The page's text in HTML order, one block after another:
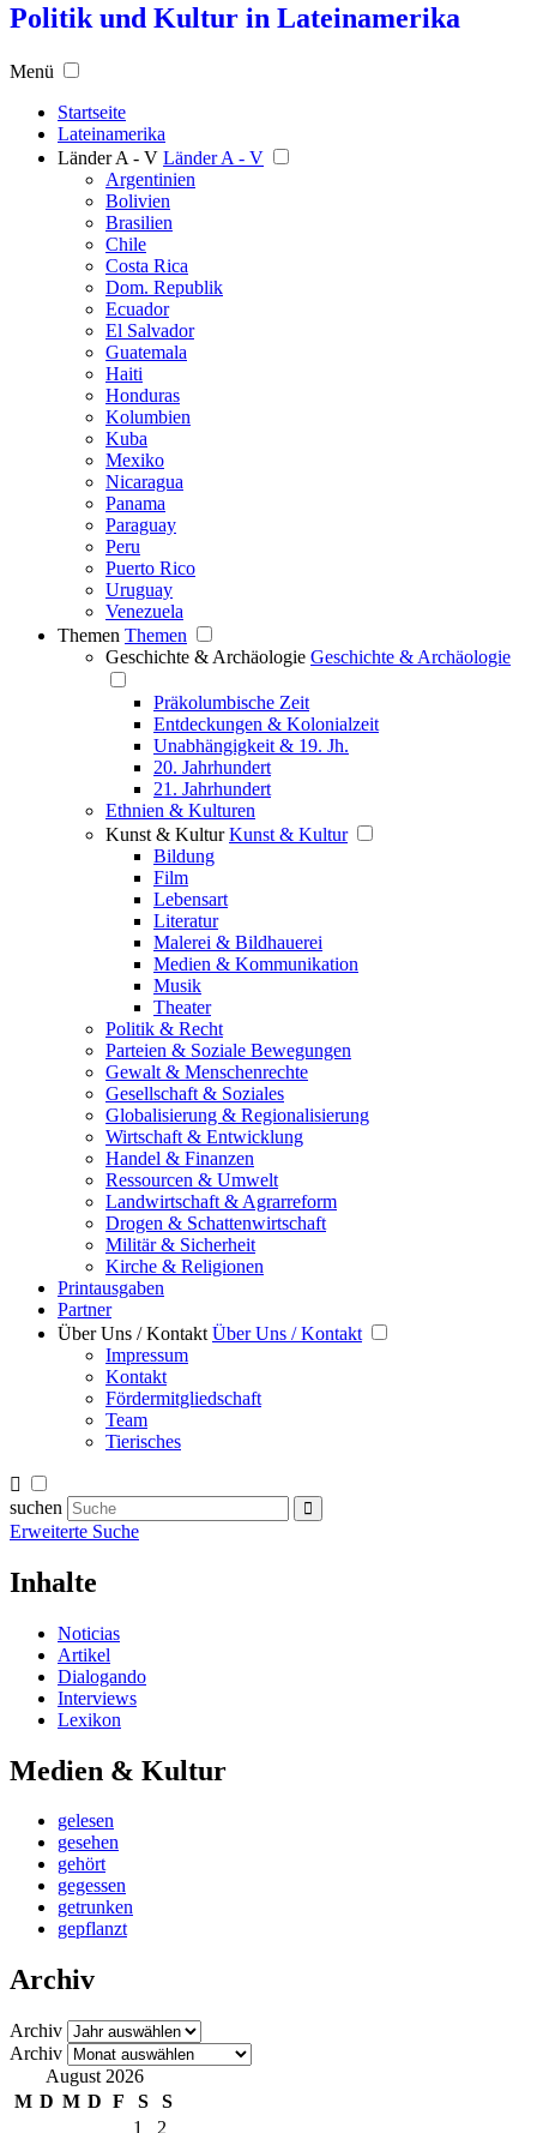
Politik und Kultur in Lateinamerika
Menü
Startseite
Lateinamerika
Länder A - V Länder A - V
Argentinien
Bolivien
Brasilien
Chile
Costa Rica
Dom. Republik
Ecuador
El Salvador
Guatemala
Haiti
Honduras
Kolumbien
Kuba
Mexiko
Nicaragua
Panama
Paraguay
Peru
Puerto Rico
Uruguay
Venezuela
Themen Themen
Geschichte & Archäologie Geschichte & Archäologie
Präkolumbische Zeit
Entdeckungen & Kolonialzeit
Unabhängigkeit & 19. Jh.
20. Jahrhundert
21. Jahrhundert
Ethnien & Kulturen
Kunst & Kultur Kunst & Kultur
Bildung
Film
Lebensart
Literatur
Malerei & Bildhauerei
Medien & Kommunikation
Musik
Theater
Politik & Recht
Parteien & Soziale Bewegungen
Gewalt & Menschenrechte
Gesellschaft & Soziales
Globalisierung & Regionalisierung
Wirtschaft & Entwicklung
Handel & Finanzen
Ressourcen & Umwelt
Landwirtschaft & Agrarreform
Drogen & Schattenwirtschaft
Militär & Sicherheit
Kirche & Religionen
Printausgaben
Partner
Über Uns / Kontakt Über Uns / Kontakt
Impressum
Kontakt
Fördermitgliedschaft
Team
Tierisches
suchen
Erweiterte Suche
Inhalte
Noticias
Artikel
Dialogando
Interviews
Lexikon
Medien & Kultur
gelesen
gesehen
gehört
gegessen
getrunken
gepflanzt
Archiv
Archiv
Archiv
August 2026
M D M D F S
S
1
2